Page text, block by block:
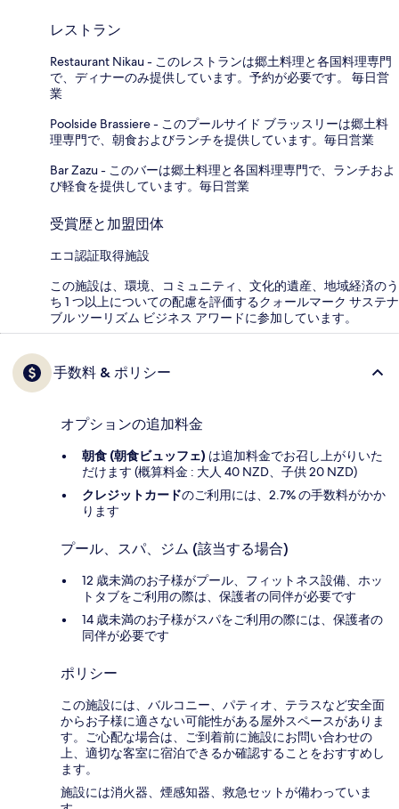
レストラン
Restaurant Nikau - このレストランは郷土料理と各国料理専門
で、ディナーのみ提供しています。予約が必要です。 毎日営
業
Poolside Brassiere - このプールサイド ブラッスリーは郷土料
理専門で、朝食およびランチを提供しています。毎日営業
Bar Zazu - このバーは郷土料理と各国料理専門で、ランチおよ
び軽食を提供しています。毎日営業
受賞歴と加盟団体
エコ認証取得施設
この施設は、環境、コミュニティ、文化的遺産、地域経済のう
ち 1 つ以上についての配慮を評価するクォールマーク サステナ
ブル ツーリズム ビジネス アワードに参加しています。
手数料 & ポリシー
オプションの追加料金
朝食 (朝食ビュッフェ) は追加料金でお召し上がりいた
だけます (概算料金 : 大人 40 NZD、子供 20 NZD)
クレジットカードのご利用には、2.7% の手数料がかか
ります
プール、スパ、ジム (該当する場合)
12 歳未満のお子様がプール、フィットネス設備、ホッ
トタブをご利用の際は、保護者の同伴が必要です
14 歳未満のお子様がスパをご利用の際には、保護者の
同伴が必要です
ポリシー
この施設には、バルコニー、パティオ、テラスなど安全面
からお子様に適さない可能性がある屋外スペースがありま
す。ご心配な場合は、ご到着前に施設にお問い合わせの
上、適切な客室に宿泊できるか確認することをおすすめし
ます。
施設には消火器、煙感知器、救急セットが備わっていま